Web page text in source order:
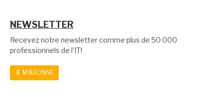
NEWSLETTER
Recevez notre newsletter comme plus de 50 000
professionnels de l'IT!
JE M'ABONNE